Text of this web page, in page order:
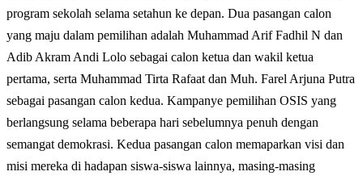
program sekolah selama setahun ke depan. Dua pasangan calon
yang maju dalam pemilihan adalah Muhammad Arif Fadhil N dan
Adib Akram Andi Lolo sebagai calon ketua dan wakil ketua
pertama, serta Muhammad Tirta Rafaat dan Muh. Farel Arjuna Putra
sebagai pasangan calon kedua. Kampanye pemilihan OSIS yang
berlangsung selama beberapa hari sebelumnya penuh dengan
semangat demokrasi. Kedua pasangan calon memaparkan visi dan
misi mereka di hadapan siswa-siswa lainnya, masing-masing